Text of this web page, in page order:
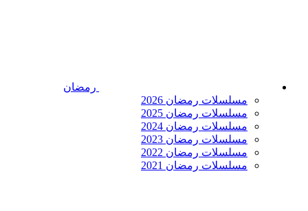
رمضان
مسلسلات رمضان 2026
مسلسلات رمضان 2025
مسلسلات رمضان 2024
مسلسلات رمضان 2023
مسلسلات رمضان 2022
مسلسلات رمضان 2021